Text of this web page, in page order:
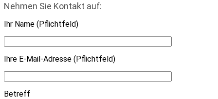
Nehmen Sie Kontakt auf:
Ihr Name (Pflichtfeld)
Ihre E-Mail-Adresse (Pflichtfeld)
Betreff